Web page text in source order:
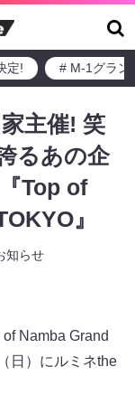
定! # M-1グラン
主催! 笑
るあの企
Top of
』
知らせ
Namba Grand
日）にルミネthe